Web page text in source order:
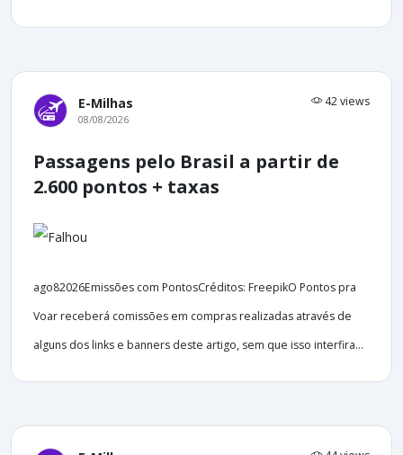
E-Milhas 42 views
08/08/2026
Passagens pelo Brasil a partir de
2.600 pontos + taxas
ago82026Emissões com PontosCréditos: FreepikO Pontos pra
Voar receberá comissões em compras realizadas através de
alguns dos links e banners deste artigo, sem que isso interfira...